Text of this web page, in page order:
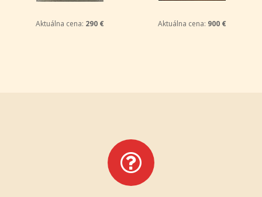
Aktuálna cena: 290 € Aktuálna cena: 900 €